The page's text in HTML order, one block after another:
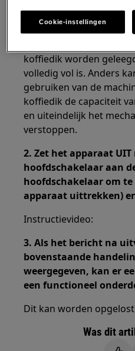
machine wordt
Belangrijk:voor het
koffiedik worden
volledig vol is. Anders
gebruiken van de
koffiedik de capaciteit
en uiteindelijk het
verstoppen.
2. Zet het apparaat UIT
hoofdschakelaar aan
hoofdschakelaar om
apparaat uittrekken)
Instructievideo:
3. Als het bericht na
bovenstaande
weergegeven, kan er
een functioneel
Dit kan worden
Was dit
Cookie-instellingen